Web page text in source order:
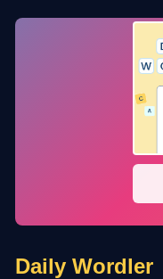
Daily Wordler